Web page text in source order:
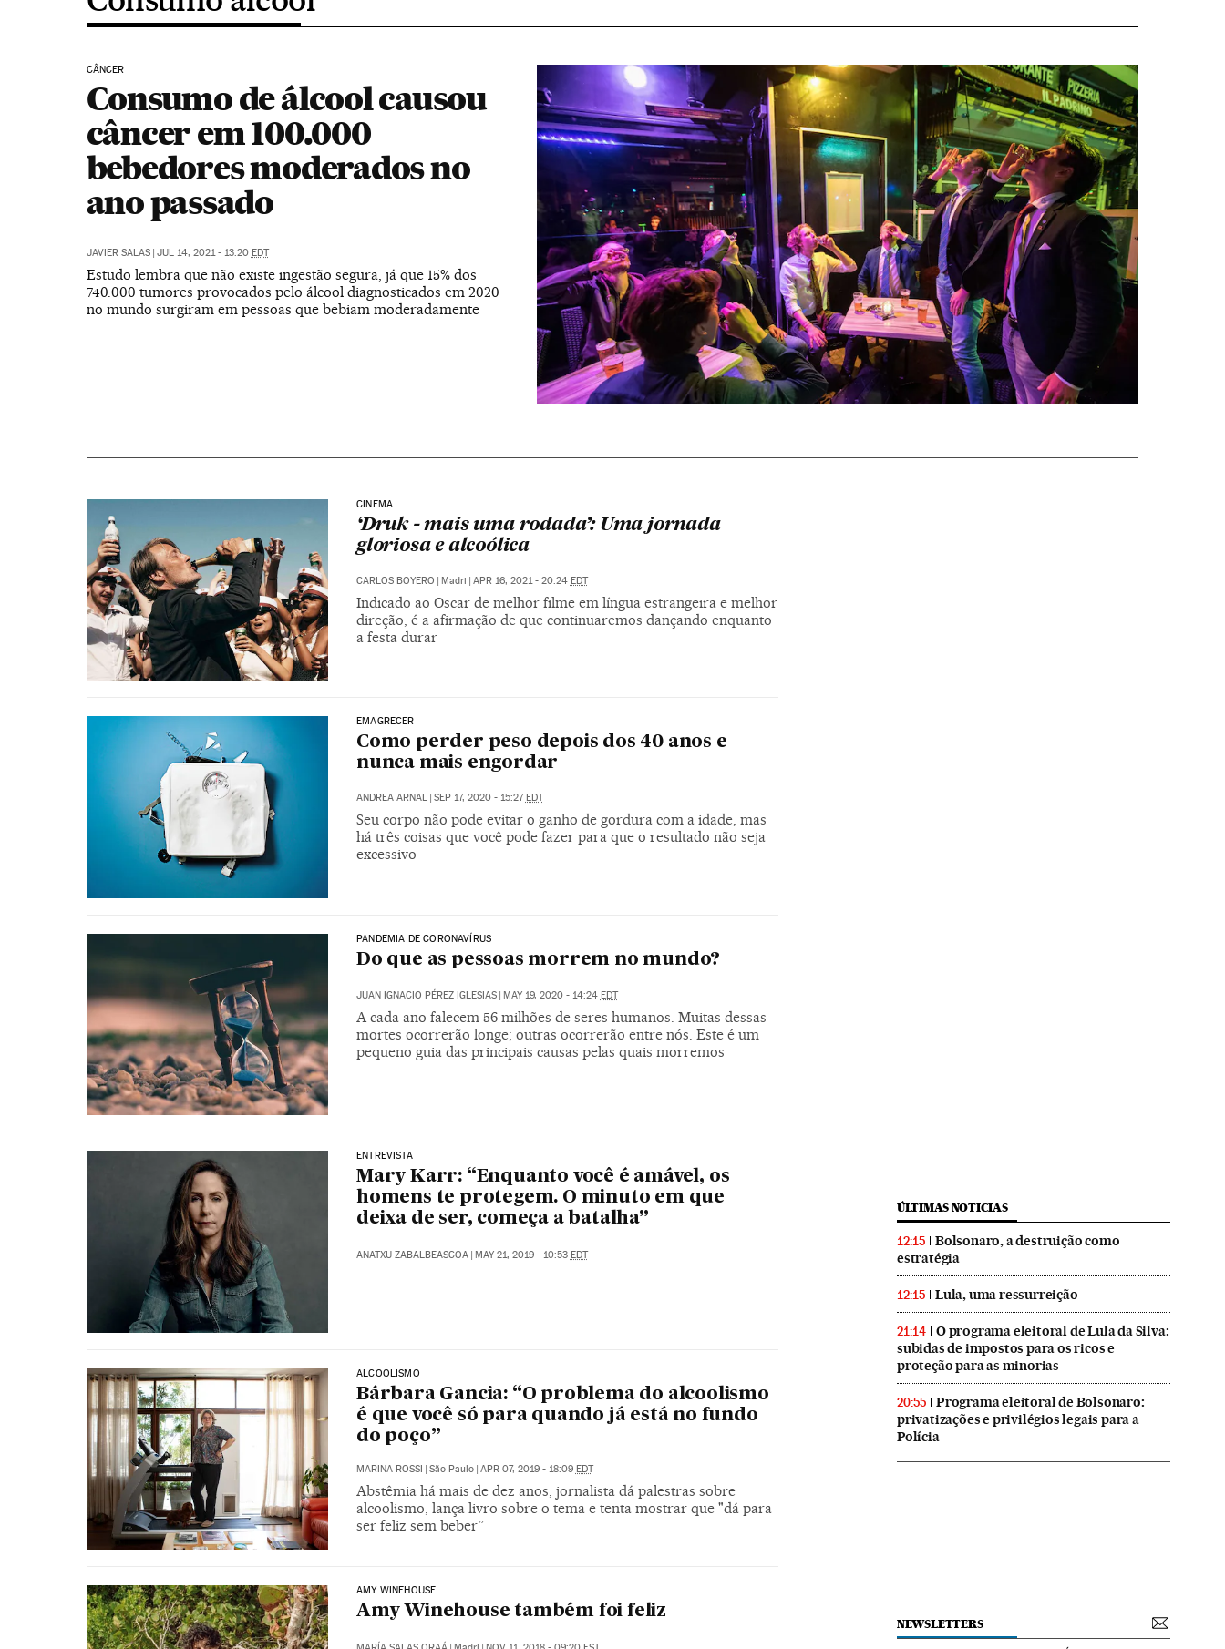
CÂNCER
Consumo de álcool causou
câncer em 100.000
bebedores moderados no
ano passado
JAVIER SALAS | JUL 14, 2021 - 13:20 EDT
Estudo lembra que não existe ingestão segura, já que 15% dos
740.000 tumores provocados pelo álcool diagnosticados em 2020
no mundo surgiram em pessoas que bebiam moderadamente
CINEMA
‘Druk - mais uma rodada’: Uma jornada
gloriosa e alcoólica
CARLOS BOYERO | Madri | APR 16, 2021 - 20:24 EDT
Indicado ao Oscar de melhor filme em língua estrangeira e melhor
direção, é a afirmação de que continuaremos dançando enquanto
a festa durar
EMAGRECER
Como perder peso depois dos 40 anos e
nunca mais engordar
ANDREA ARNAL SEP 17, 2020 - 15:27 EDT
Seu corpo não pode evitar o ganho de gordura com a idade, mas
há três coisas que você pode fazer para que o resultado não seja
excessivo
PANDEMIA DE CORONAVÍRUS
Do que as pessoas morrem no mundo?
JUAN IGNACIO PÉREZ IGLESIAS | MAY 19, 2020 - 14:24 EDT
A cada ano falecem 56 milhões de seres humanos. Muitas dessas
mortes ocorrerão longe; outras ocorrerão entre nós. Este é um
pequeno guia das principais causas pelas quais morremos
ENTREVISTA
Mary Karr: “Enquanto você é amável, os
homens te protegem. O minuto em que
deixa de ser, começa a batalha”
ANATXU ZABALBEASCOA | MAY 21, 2019 - 10:53 EDT
ALCOOLISMO
Bárbara Gancia: “O problema do alcoolismo
é que você só para quando já está no fundo
do poço”
MARINA ROSSI São Paulo APR 07, 2019 - 18:09 EDT
Abstêmia há mais de dez anos, jornalista dá palestras sobre
alcoolismo, lança livro sobre o tema e tenta mostrar que "dá para
ser feliz sem beber”
AMY WINEHOUSE
Amy Winehouse também foi feliz
ÚLTIMAS NOTICIAS
12:15
Bolsonaro, a destruição como
estratégia
12:15 Lula, uma ressurreição
21:14
O programa eleitoral de Lula da Silva:
subidas de impostos para os ricos e
proteção para as minorias
20:55
Programa eleitoral de Bolsonaro:
privatizações e privilégios legais para a
Polícia
NEWSLETTERS